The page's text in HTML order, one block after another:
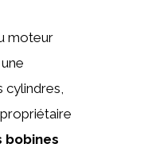
moteur
bobines